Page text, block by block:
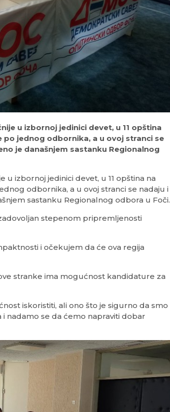
u izbornoj jedinici devet, u 11 opština
po jednog odbornika, a u ovoj stranci se
je današnjem sastanku Regionalnog
izbornoj jedinici devet, u 11 opština na
odbornika, a u ovoj stranci se nadaju i
sastanku Regionalnog odbora u Foči.
stepenom pripremljenosti
i očekujem da će ova regija
stranke ima mogućnost kandidature za
iskoristiti, ali ono što je sigurno da smo
nadamo se da ćemo napraviti dobar